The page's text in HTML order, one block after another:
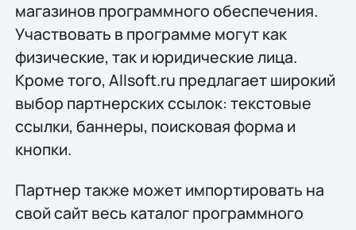
магазинов программного обеспечения.
Участвовать в программе могут как
физические, так и юридические лица.
Кроме того, Allsoft.ru предлагает широкий
выбор партнерских ссылок: текстовые
ссылки, баннеры, поисковая форма и
кнопки.
Партнер также может импортировать на
свой сайт весь каталог программного